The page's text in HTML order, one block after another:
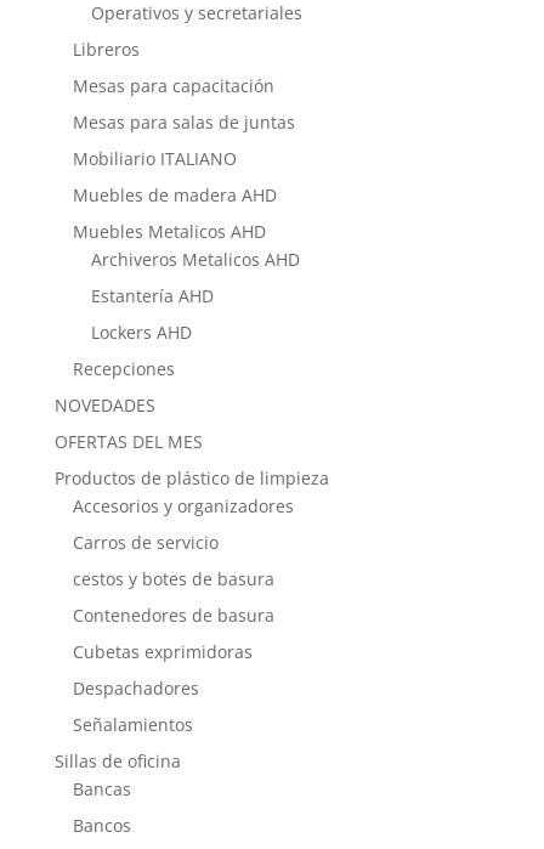
Operativos y secretariales
Libreros
Mesas para capacitación
Mesas para salas de juntas
Mobiliario ITALIANO
Muebles de madera AHD
Muebles Metalicos AHD
Archiveros Metalicos AHD
Estantería AHD
Lockers AHD
Recepciones
NOVEDADES
OFERTAS DEL MES
Productos de plástico de limpieza
Accesorios y organizadores
Carros de servicio
cestos y botes de basura
Contenedores de basura
Cubetas exprimidoras
Despachadores
Señalamientos
Sillas de oficina
Bancas
Bancos